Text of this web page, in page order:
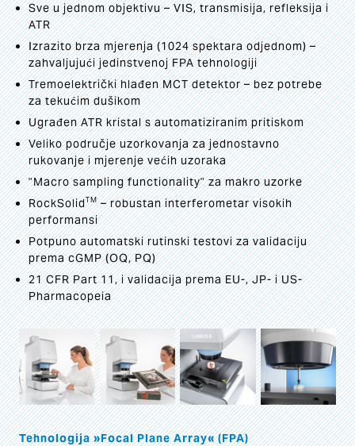
Sve u jednom objektivu – VIS, transmisija, refleksija i
ATR
Izrazito brza mjerenja (1024 spektara odjednom) –
zahvaljujući jedinstvenoj FPA tehnologiji
Tremoelektrički hlađen MCT detektor – bez potrebe
za tekućim dušikom
Ugrađen ATR kristal s automatiziranim pritiskom
Veliko područje uzorkovanja za jednostavno
rukovanje i mjerenje većih uzoraka
"Macro sampling functionality" za makro uzorke
RockSolidTM– robustan interferometar visokih
performansi
Potpuno automatski rutinski testovi za validaciju
prema cGMP (OQ, PQ)
21 CFR Part 11, i validacija prema EU-, JP- i US-
Pharmacopeia
Tehnologija »Focal Plane Array« (FPA)